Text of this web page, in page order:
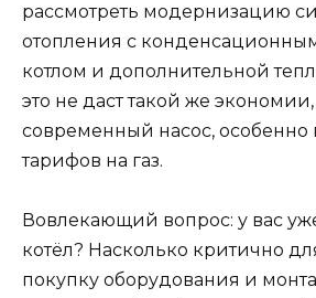
рассмотреть модернизацию
отопления с
котлом и дополнительной
это не даст такой же экономии,
современный насос,
тарифов на газ.
Вовлекающий вопрос: у вас
котёл? Насколько критично
покупку оборудования и